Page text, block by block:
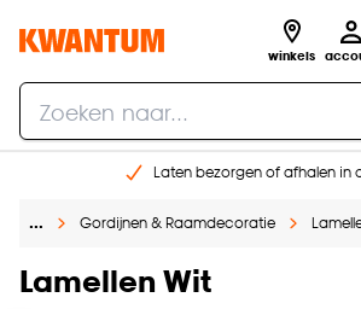
winkels
Laten bezorgen of afhalen in
Gratis raam advies en inmeten
… Gordijnen & Raamdecoratie
Lamellen Wit